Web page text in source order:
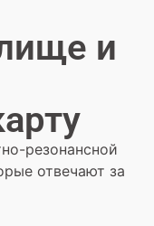
и
резонансной
отвечают за